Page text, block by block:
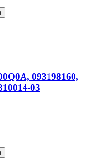
093198160,
03